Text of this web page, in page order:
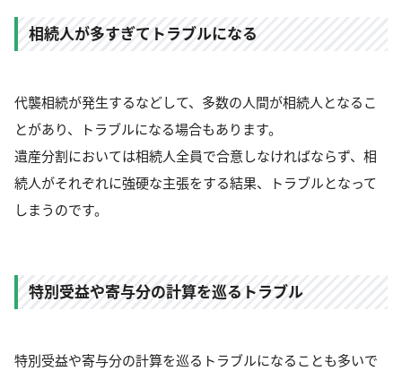
相続人が多すぎてトラブルになる
代襲相続が発生するなどして、多数の人間が相続人となるこ
とがあり、トラブルになる場合もあります。
遺産分割においては相続人全員で合意しなければならず、相
続人がそれぞれに強硬な主張をする結果、トラブルとなって
しまうのです。
特別受益や寄与分の計算を巡るトラブル
特別受益や寄与分の計算を巡るトラブルになることも多いで